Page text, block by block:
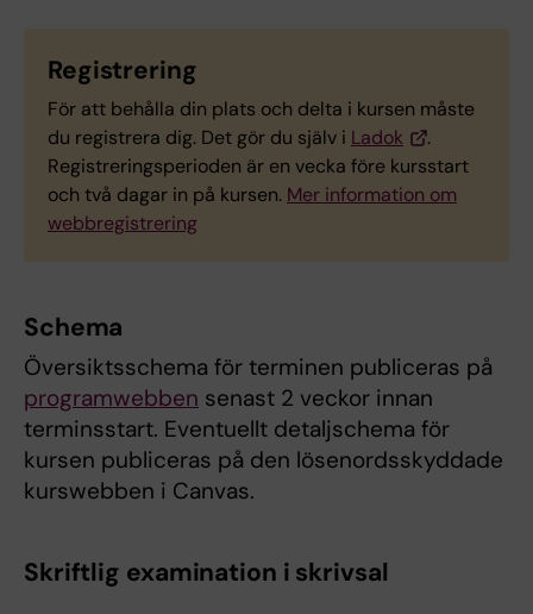
Registrering
För att behålla din plats och delta i kursen måste
du registrera dig. Det gör du själv i Ladok
.
Registreringsperioden är en vecka före kursstart
och två dagar in på kursen. Mer information om
webbregistrering
Schema
Översiktsschema för terminen publiceras på
programwebben senast 2 veckor innan
terminsstart. Eventuellt detaljschema för
kursen publiceras på den lösenordsskyddade
kurswebben i Canvas.
Skriftlig examination i skrivsal